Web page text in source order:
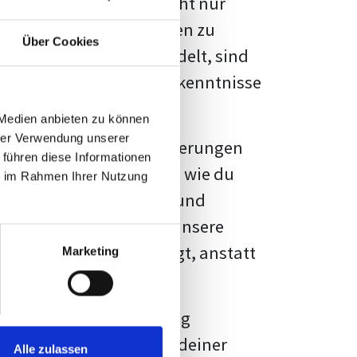
Über Cookies
anbieten zu können
Verwendung unserer
diese Informationen
Rahmen Ihrer Nutzung
Marketing
Alle zulassen
Fakten und Quellen zu
handelt, sind
und Erkenntnisse
vor diesen Herausforderungen
kannst, sondern auch, wie du
Formatierung und
Erwartungen, und unsere
Vorlage zeigt, anstatt
große Herausforderung
wird die Formatierung deiner